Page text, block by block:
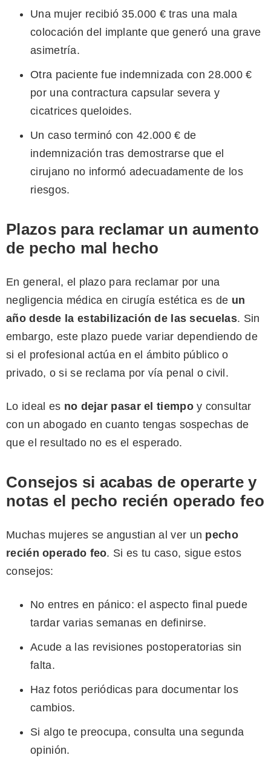
Una mujer recibió 35.000 € tras una mala
colocación del implante que generó una grave
asimetría.
Otra paciente fue indemnizada con 28.000 €
por una contractura capsular severa y
cicatrices queloides.
Un caso terminó con 42.000 € de
indemnización tras demostrarse que el
cirujano no informó adecuadamente de los
riesgos.
Plazos para reclamar un aumento
de pecho mal hecho
En general, el plazo para reclamar por una
negligencia médica en cirugía estética es de un
año desde la estabilización de las secuelas. Sin
embargo, este plazo puede variar dependiendo de
si el profesional actúa en el ámbito público o
privado, o si se reclama por vía penal o civil.
Lo ideal es no dejar pasar el tiempoy consultar
con un abogado en cuanto tengas sospechas de
que el resultado no es el esperado.
Consejos si acabas de operarte y
notas el pecho recién operado feo
Muchas mujeres se angustian al ver un pecho
recién operado feo. Si es tu caso, sigue estos
consejos:
No entres en pánico: el aspecto final puede
tardar varias semanas en definirse.
Acude a las revisiones postoperatorias sin
falta.
Haz fotos periódicas para documentar los
cambios.
Si algo te preocupa, consulta una segunda
opinión.